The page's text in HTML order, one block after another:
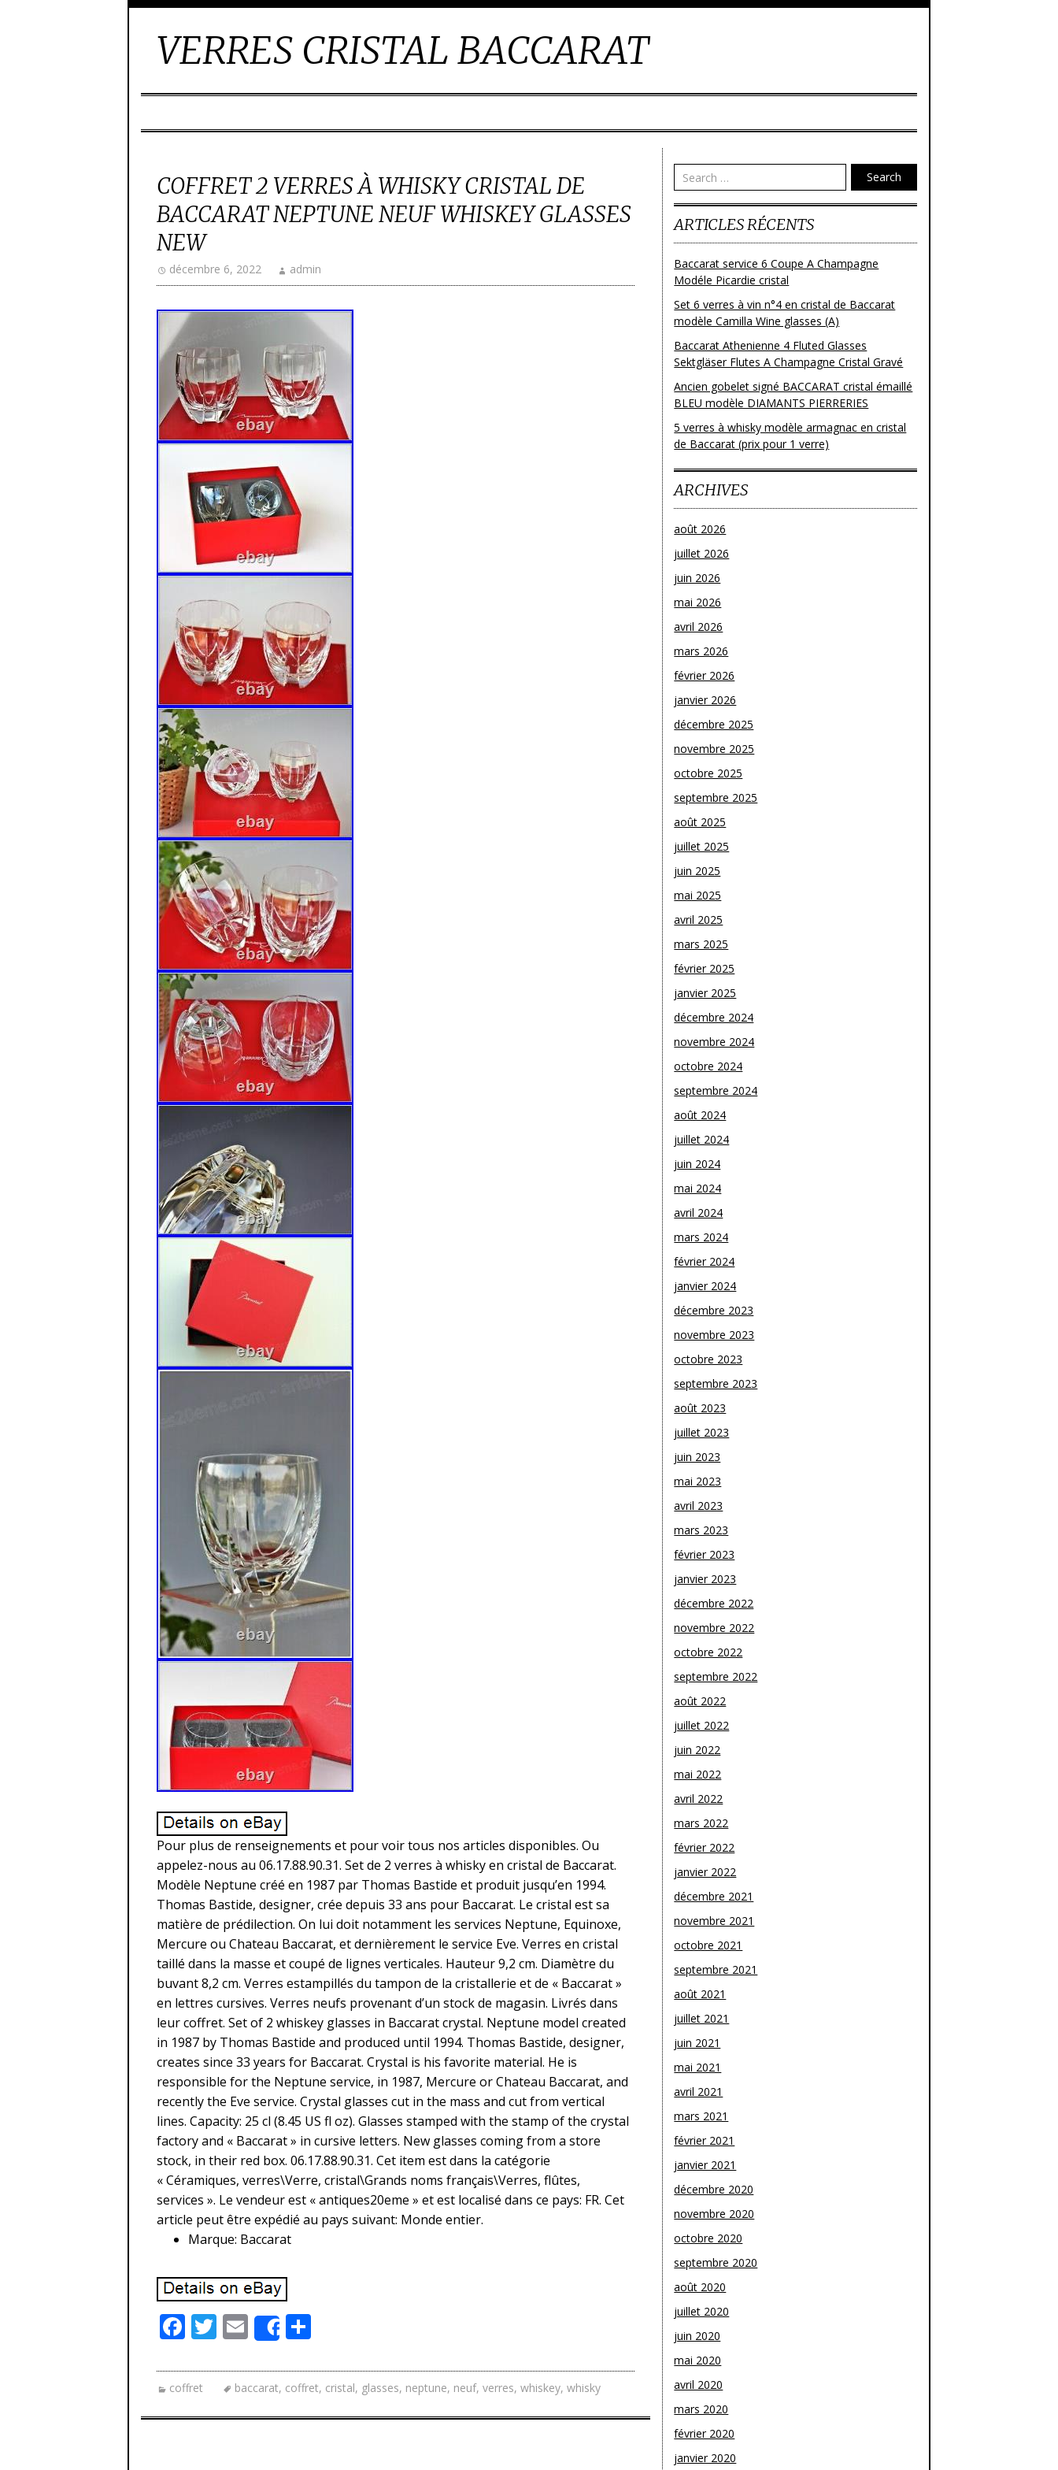
VERRES CRISTAL BACCARAT
COFFRET 2 VERRES À WHISKY CRISTAL DE
BACCARAT NEPTUNE NEUF WHISKEY GLASSES
NEW
décembre 6, 2022 admin
Pour plus de renseignements et pour voir tous nos articles disponibles. Ou
appelez-nous au 06.17.88.90.31. Set de 2 verres à whisky en cristal de Baccarat.
Modèle Neptune créé en 1987 par Thomas Bastide et produit jusqu’en 1994.
Thomas Bastide, designer, crée depuis 33 ans pour Baccarat. Le cristal est sa
matière de prédilection. On lui doit notamment les services Neptune, Equinoxe,
Mercure ou Chateau Baccarat, et dernièrement le service Eve. Verres en cristal
taillé dans la masse et coupé de lignes verticales. Hauteur 9,2 cm. Diamètre du
buvant 8,2 cm. Verres estampillés du tampon de la cristallerie et de « Baccarat »
en lettres cursives. Verres neufs provenant d’un stock de magasin. Livrés dans
leur coffret. Set of 2 whiskey glasses in Baccarat crystal. Neptune model created
in 1987 by Thomas Bastide and produced until 1994. Thomas Bastide, designer,
creates since 33 years for Baccarat. Crystal is his favorite material. He is
responsible for the Neptune service, in 1987, Mercure or Chateau Baccarat, and
recently the Eve service. Crystal glasses cut in the mass and cut from vertical
lines. Capacity: 25 cl (8.45 US fl oz). Glasses stamped with the stamp of the crystal
factory and « Baccarat » in cursive letters. New glasses coming from a store
stock, in their red box. 06.17.88.90.31. Cet item est dans la catégorie
« Céramiques, verres\Verre, cristal\Grands noms français\Verres, flûtes,
services ». Le vendeur est « antiques20eme » et est localisé dans ce pays: FR. Cet
article peut être expédié au pays suivant: Monde entier.
Marque: Baccarat
F
e
b
o
T
itt
er
E
m
ai
l
Share
ta
g
er
coffret baccarat, coffret, cristal, glasses, neptune, neuf, verres, whiskey, whisky
Search
ARTICLES RÉCENTS
Baccarat service 6 Coupe A Champagne
Modéle Picardie cristal
Set 6 verres à vin n°4 en cristal de Baccarat
modèle Camilla Wine glasses (A)
Baccarat Athenienne 4 Fluted Glasses
Sektgläser Flutes A Champagne Cristal Gravé
Ancien gobelet signé BACCARAT cristal émaillé
BLEU modèle DIAMANTS PIERRERIES
5 verres à whisky modèle armagnac en cristal
de Baccarat (prix pour 1 verre)
ARCHIVES
août 2026
juillet 2026
juin 2026
mai 2026
avril 2026
mars 2026
février 2026
janvier 2026
décembre 2025
novembre 2025
octobre 2025
septembre 2025
août 2025
juillet 2025
juin 2025
mai 2025
avril 2025
mars 2025
février 2025
janvier 2025
décembre 2024
novembre 2024
octobre 2024
septembre 2024
août 2024
juillet 2024
juin 2024
mai 2024
avril 2024
mars 2024
février 2024
janvier 2024
décembre 2023
novembre 2023
octobre 2023
septembre 2023
août 2023
juillet 2023
juin 2023
mai 2023
avril 2023
mars 2023
février 2023
janvier 2023
décembre 2022
novembre 2022
octobre 2022
septembre 2022
août 2022
juillet 2022
juin 2022
mai 2022
avril 2022
mars 2022
février 2022
janvier 2022
décembre 2021
novembre 2021
octobre 2021
septembre 2021
août 2021
juillet 2021
juin 2021
mai 2021
avril 2021
mars 2021
février 2021
janvier 2021
décembre 2020
novembre 2020
octobre 2020
septembre 2020
août 2020
juillet 2020
juin 2020
mai 2020
avril 2020
mars 2020
février 2020
janvier 2020